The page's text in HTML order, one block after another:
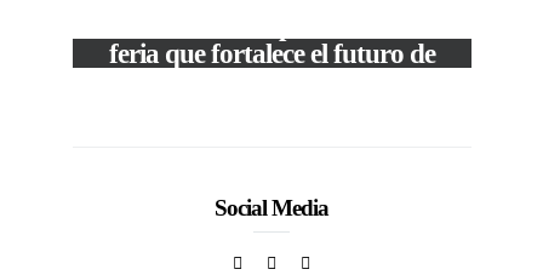
feria que fortalece el futuro de
Social Media